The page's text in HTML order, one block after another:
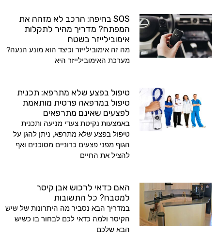
SOS בחיפה: הרכב לא מזהה את
המפתח? מדריך מהיר לתקלות
אימובילייזר בשטח
מה זה אימובילייזר וכיצד הוא מונע הנעה?
מערכת האימובילייזר היא
טיפול בפצע שלא מתרפא: תכנית
טיפול במרפאה פרטית מותאמת
לפצעים שאינם מתרפאים
באמצעות נקיטת צעדי מניעה ותכנית
טיפול בפצע שלא מתרפא, ניתן להגן על
הגוף מפני פצעים כרוניים מסוכנים ואף
להציל את החיים
האם כדאי לרכוש אבן קיסר
למטבח? כל התשובות
במדריך הבא נסביר מה היתרונות של שיש
הקיסר ולמה כדאי לכם לבחור בו כשיש
הבא שלכם